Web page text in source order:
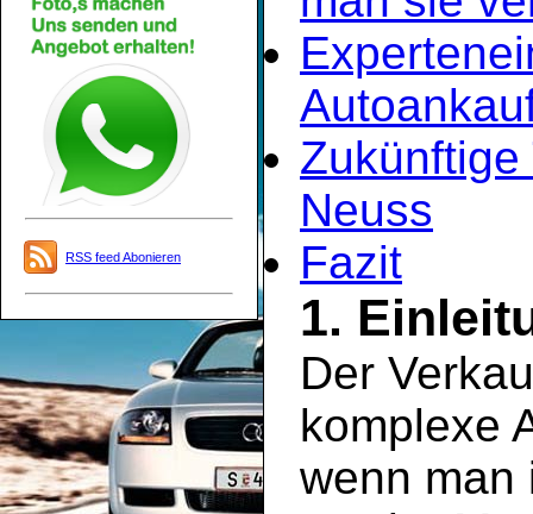
RSS feed Abonieren
Neuss
Fazit
1.
Der
komplexe
wenn man